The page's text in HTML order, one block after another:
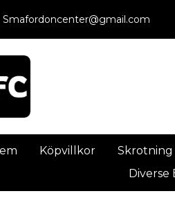
Smafordoncenter@gmail.com
Köpvillkor Skrotning
Diverse